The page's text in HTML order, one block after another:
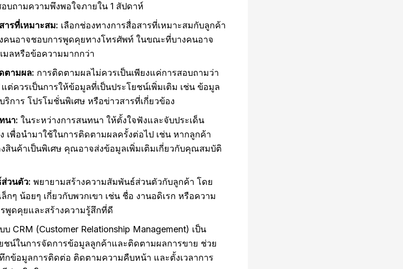
บถามความพึงพอใจภายใน 1 สัปดาห์
ารที่เหมาะสม: เลือกช่องทางการสื่อสารที่เหมาะสมกับลูกค้า
คนอาจชอบการพูดคุยทางโทรศัพท์ ในขณะที่บางคนอาจ
มลหรือข้อความมากกว่า
ตามผล: การติดตามผลไม่ควรเป็นเพียงแค่การสอบถามว่า
ต่ควรเป็นการให้ข้อมูลที่เป็นประโยชน์เพิ่มเติม เช่น ข้อมูล
ริการ โปรโมชั่นพิเศษ หรือข่าวสารที่เกี่ยวข้อง
นา: ในระหว่างการสนทนา ให้ตั้งใจฟังและจับประเด็น
เพื่อนำมาใช้ในการติดตามผลครั้งต่อไป เช่น หากลูกค้า
นค้าเป็นพิเศษ คุณอาจส่งข้อมูลเพิ่มเติมเกี่ยวกับคุณสมบัติ
วนตัว: พยายามสร้างความสัมพันธ์ส่วนตัวกับลูกค้า โดย
กๆ น้อยๆ เกี่ยวกับพวกเขา เช่น ชื่อ งานอดิเรก หรือความ
พูดคุยและสร้างความรู้สึกที่ดี
บ CRM (Customer Relationship Management) เป็น
ชน์ในการจัดการข้อมูลลูกค้าและติดตามผลการขาย ช่วย
ข้อมูลการติดต่อ ติดตามความคืบหน้า และตั้งเวลาการ